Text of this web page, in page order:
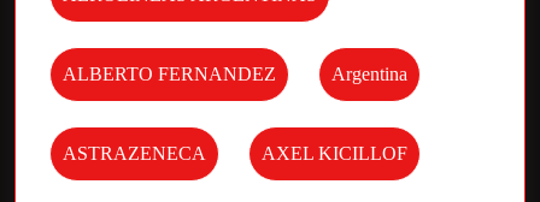
ALBERTO FERNANDEZ Argentina
ASTRAZENECA AXEL KICILLOF